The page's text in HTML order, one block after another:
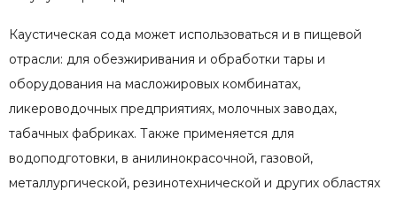
Каустическая сода может использоваться и в пищевой
отрасли: для обезжиривания и обработки тары и
оборудования на масложировых комбинатах,
ликероводочных предприятиях, молочных заводах,
табачных фабриках. Также применяется для
водоподготовки, в анилинокрасочной, газовой,
металлургической, резинотехнической и других областях